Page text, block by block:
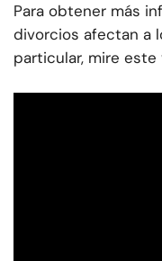
Para obtener más
divorcios afectan a
particular, mire este